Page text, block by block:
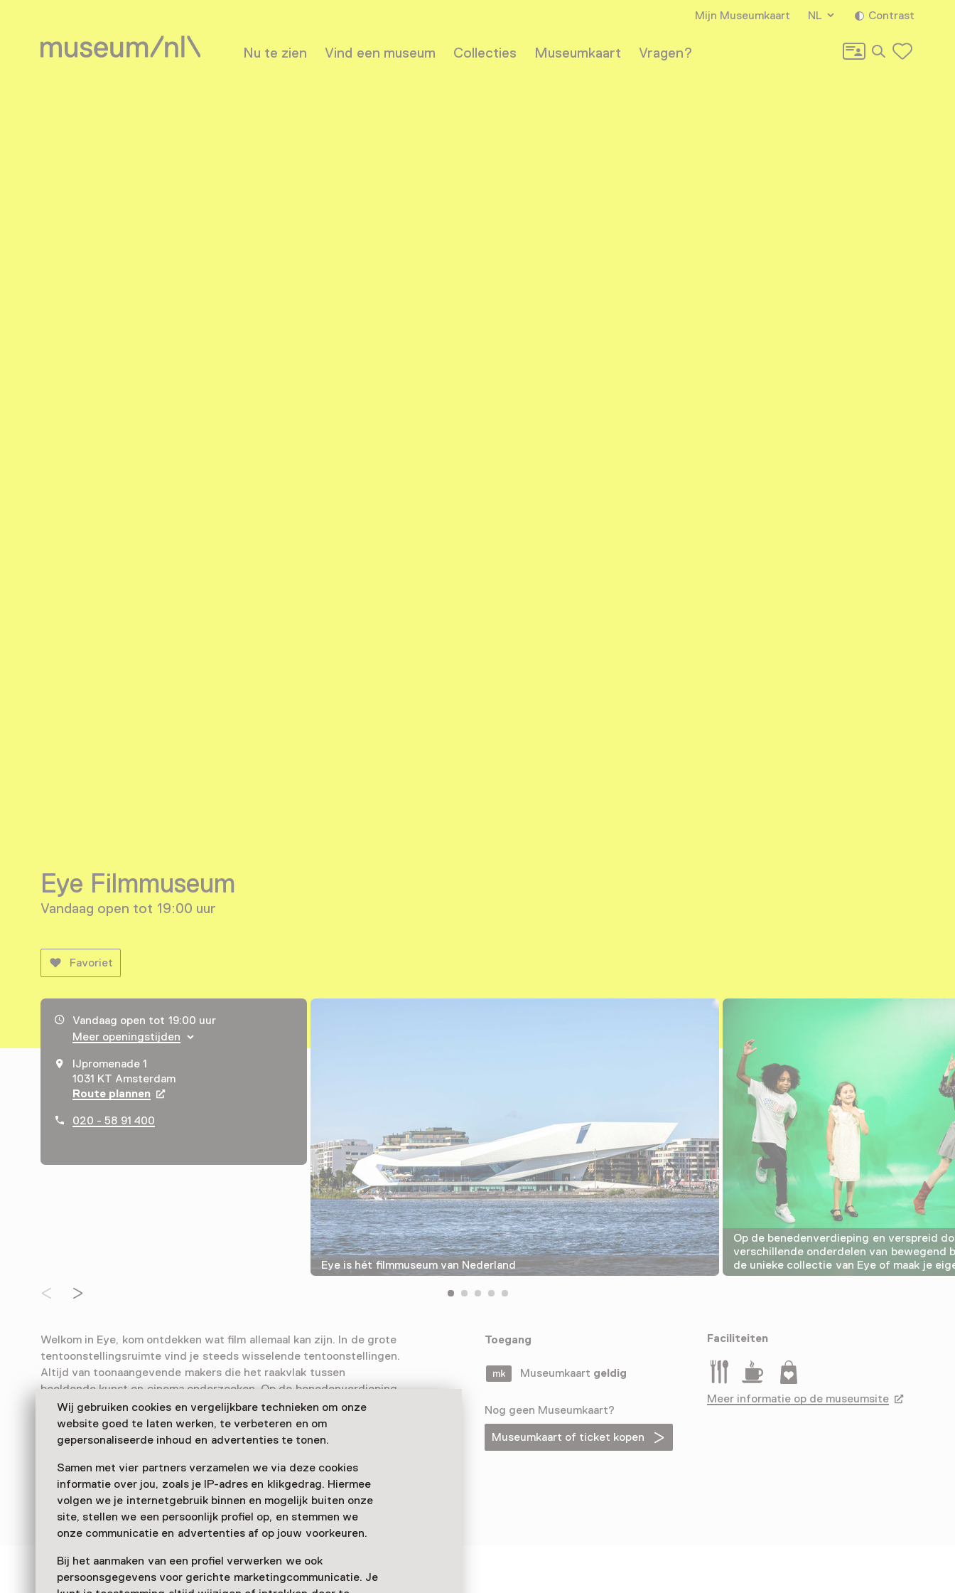
Wij gebruiken cookies en vergelijkbare technieken om onze
website goed te laten werken, te verbeteren en om
gepersonaliseerde inhoud en advertenties te tonen.
Samen met vier partners verzamelen we via deze cookies
informatie over jou, zoals je IP-adres en klikgedrag. Hiermee
volgen we je internetgebruik binnen en mogelijk buiten onze
site, stellen we een persoonlijk profiel op, en stemmen we
onze communicatie en advertenties af op jouw voorkeuren.
Bij het aanmaken van een profiel verwerken we ook
persoonsgegevens voor gerichte marketingcommunicatie. Je
Nu te zien Vind een museum Collecties Museumkaart Vragen?
Mijn Museumkaart NL Contrast
Zoeken
Eye Filmmuseum
Vandaag open tot 19:00 uur
Favoriet
Openingstijden, adres & telefoonnummer
Vandaag open tot 19:00 uur
Meer openingstijden
IJpromenade 1
1031 KT Amsterdam
Route plannen Opent in een nieuw tabblad
020 - 58 91 400
Eye is hét filmmuseum van Nederland
Op de benedenverdieping en verspreid
verschillende onderdelen van bewegend
de unieke collectie van Eye of maak je
Welkom in Eye, kom ontdekken wat film allemaal kan zijn. In de grote
tentoonstellingsruimte vind je steeds wisselende tentoonstellingen.
Altijd van toonaangevende makers die het raakvlak tussen
beeldende kunst en cinema onderzoeken. Op de benedenverdieping
en verspreid door het gebouw bezoek je de permanente
tentoonstelling, waar je interactief kennismaakt met de
ontwikkelingen van film, van vroeger tot nu.
Verder lezen
Toegang
Museumkaart geldig
Nog geen Museumkaart?
Museumkaart of ticket kopen
Faciliteiten
RestaurantDrinkenMuseumwinkel
Meer informatie op de museumsite Opent in